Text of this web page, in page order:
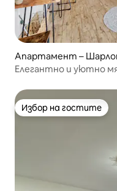
Апартамент –
Елегантно и уютно
Избор на гостите
Избор на гостите